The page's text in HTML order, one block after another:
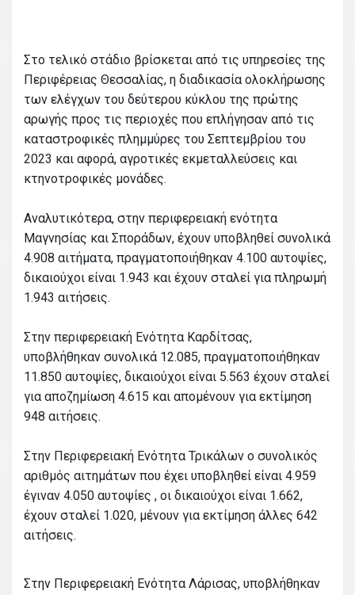
Στο τελικό στάδιο βρίσκεται από τις υπηρεσίες της
Περιφέρειας Θεσσαλίας, η διαδικασία ολοκλήρωσης
των ελέγχων του δεύτερου κύκλου της πρώτης
αρωγής προς τις περιοχές που επλήγησαν από τις
καταστροφικές πλημμύρες του Σεπτεμβρίου του
2023 και αφορά, αγροτικές εκμεταλλεύσεις και
κτηνοτροφικές μονάδες.
Αναλυτικότερα, στην περιφερειακή ενότητα
Μαγνησίας και Σποράδων, έχουν υποβληθεί συνολικά
4.908 αιτήματα, πραγματοποιήθηκαν 4.100 αυτοψίες,
δικαιούχοι είναι 1.943 και έχουν σταλεί για πληρωμή
1.943 αιτήσεις.
Στην περιφερειακή Ενότητα Καρδίτσας,
υποβλήθηκαν συνολικά 12.085, πραγματοποιήθηκαν
11.850 αυτοψίες, δικαιούχοι είναι 5.563 έχουν σταλεί
για αποζημίωση 4.615 και απομένουν για εκτίμηση
948 αιτήσεις.
Στην Περιφερειακή Ενότητα Τρικάλων ο συνολικός
αριθμός αιτημάτων που έχει υποβληθεί είναι 4.959
έγιναν 4.050 αυτοψίες , οι δικαιούχοι είναι 1.662,
έχουν σταλεί 1.020, μένουν για εκτίμηση άλλες 642
αιτήσεις.
Στην Περιφερειακή Ενότητα Λάρισας, υποβλήθηκαν